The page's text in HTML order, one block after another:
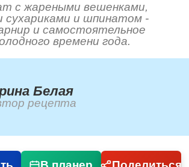
с жареными вешенками,
сухариками и шпинатом -
и самостоятельное
времени года.
Белая
рецепта